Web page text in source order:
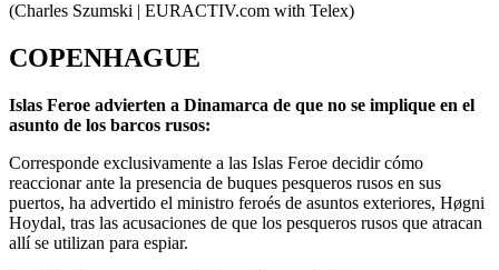
(Charles Szumski | EURACTIV.com with Telex)
COPENHAGUE
Islas Feroe advierten a Dinamarca de que no se implique en el
asunto de los barcos rusos:
Corresponde exclusivamente a las Islas Feroe decidir cómo
reaccionar ante la presencia de buques pesqueros rusos en sus
puertos, ha advertido el ministro feroés de asuntos exteriores, Høgni
Hoydal, tras las acusaciones de que los pesqueros rusos que atracan
allí se utilizan para espiar.